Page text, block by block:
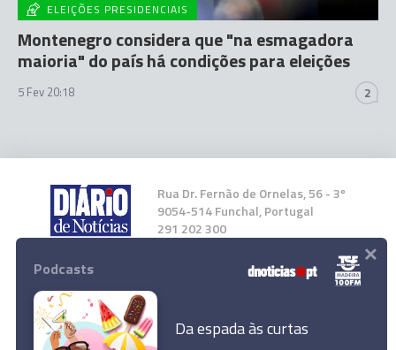
ELEIÇÕES PRESIDENCIAIS
Montenegro considera que "na esmagadora
maioria" do país há condições para eleições
5 Fev 20:18 2
Rua Dr. Fernão de Ornelas, 56 - 3º
9054-514 Funchal, Portugal
291 202 300
Instale a nossa App
Podcasts
Da espada às curtas
×